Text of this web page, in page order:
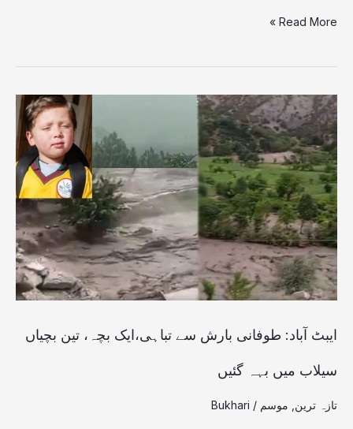
Read More »
ایبٹ آباد: طوفانی بارش سے تباہی،ایک بچہ، تین بچیاں
سیلاب میں بہہ گئیں
تازہ ترین موسم /
Bukhari
ایبٹ
آباد:
طوفانی
بارش
سے
تباہی،ایک
بچہ،
تین
بچیاں
بہہ